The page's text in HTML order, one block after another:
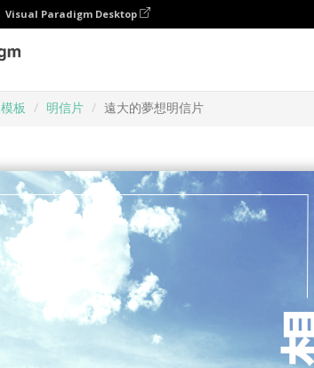
Visual Paradigm Desktop
模板 明信片 遠大的夢想明信片